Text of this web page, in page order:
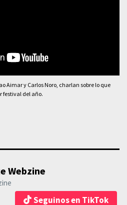
Aimar y Carlos Noro, charlan sobre lo que
festival del año.
Webzine
Seguinos en TikTok